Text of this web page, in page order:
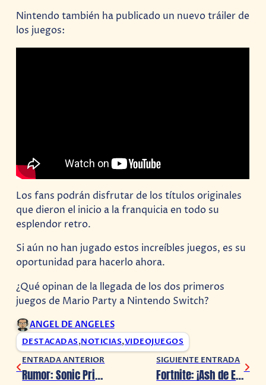
Nintendo también ha publicado un nuevo tráiler de
los juegos:
Los fans podrán disfrutar de los títulos originales
que dieron el inicio a la franquicia en todo su
esplendor retro.
Si aún no han jugado estos increíbles juegos, es su
oportunidad para hacerlo ahora.
¿Qué opinan de la llegada de los dos primeros
juegos de Mario Party a Nintendo Switch?
ANGEL DE ANGELES
DESTACADAS,NOTICIAS,VIDEOJUEGOS
ENTRADA ANTERIOR
Rumor: Sonic Prime, la serie de Netflix llegará el 15 de diciembre de 2022
SIGUIENTE ENTRADA
Fortnite: ¡Ash de Evil Dead ha llegado al Battle Royale!